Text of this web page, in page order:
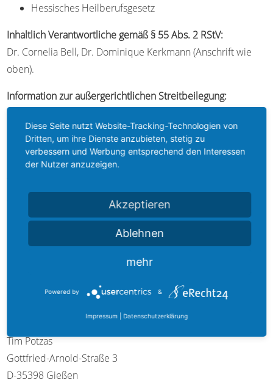
Hessisches Heilberufsgesetz
Inhaltlich Verantwortliche gemäß § 55 Abs. 2 RStV:
Dr. Cornelia Bell, Dr. Dominique Kerkmann (Anschrift wie
oben).
Information zur außergerichtlichen Streitbeilegung:
Die Landeszahnärztekammer Hessen hat eine Schlichtungs-
und Gutachterstelle eingerichtet, die von Patientinnen und
Patienten bei Zweifeln an der Richtigkeit zahnärztlicher
Leistungen angerufen werden kann. Obgleich die
Teilnahme für mich als Zahnarzt freiwillig ist, stelle ich mich
auf Ihren Wunsch hin auch einem solchen Verfahren.
Entwurf und Umsetzung der Webseite
Capersville Interactive
Tim Potzas
Gottfried-Arnold-Straße 3
D-35398 Gießen
Diese Seite nutzt Website-Tracking-Technologien von
Dritten, um ihre Dienste anzubieten, stetig zu
verbessern und Werbung entsprechend den Interessen
der Nutzer anzuzeigen.
Akzeptieren
Ablehnen
mehr
Powered by &
Impressum Datenschutzerklärung